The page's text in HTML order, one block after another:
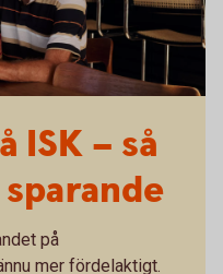
ISK – så
på
mer fördelaktigt.